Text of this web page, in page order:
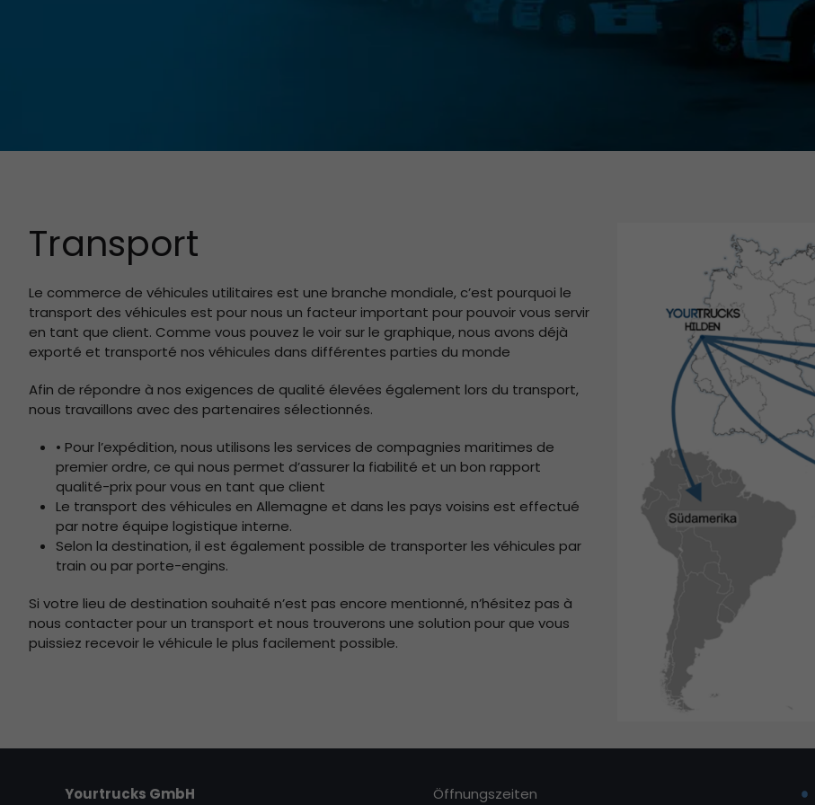
Transport
Le commerce de véhicules utilitaires est une branche mondiale, c’est pourquoi le
transport des véhicules est pour nous un facteur important pour pouvoir vous servir
en tant que client. Comme vous pouvez le voir sur le graphique, nous avons déjà
exporté et transporté nos véhicules dans différentes parties du monde
Afin de répondre à nos exigences de qualité élevées également lors du transport,
nous travaillons avec des partenaires sélectionnés.
• Pour l’expédition, nous utilisons les services de compagnies maritimes de
premier ordre, ce qui nous permet d’assurer la fiabilité et un bon rapport
qualité-prix pour vous en tant que client
Le transport des véhicules en Allemagne et dans les pays voisins est effectué
par notre équipe logistique interne.
Selon la destination, il est également possible de transporter les véhicules par
train ou par porte-engins.
Si votre lieu de destination souhaité n’est pas encore mentionné, n’hésitez pas à
nous contacter pour un transport et nous trouverons une solution pour que vous
puissiez recevoir le véhicule le plus facilement possible.
Yourtrucks GmbH
Öffnungszeiten